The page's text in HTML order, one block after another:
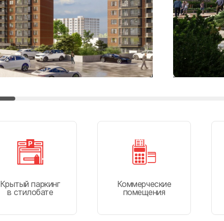
г. Майкоп
г. Кропоткин
Крытый паркинг
в стилобате
Коммерческие
помещения